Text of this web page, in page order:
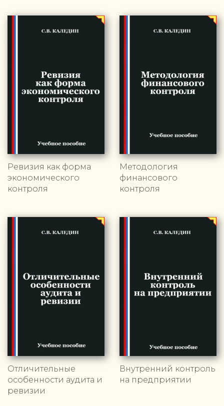
Ревизия как форма
экономического
контроля
Методология
финансового
контроля
Отличительные
особенности аудита и
ревизии
Внутренний контроль
на предприятии